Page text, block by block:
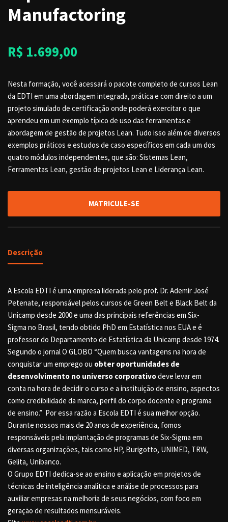
Manufactoring
R$ 1.699,00
Nesta formação, você acessará o pacote completo de cursos Lean
da EDTI em uma abordagem integrada, prática e com direito a um
projeto simulado de certificação onde poderá exercitar o que
aprendeu em um exemplo típico de uso das ferramentas e
abordagem de gestão de projetos Lean. Tudo isso além de diversos
exemplos práticos e estudos de caso específicos em cada um dos
quatro módulos independentes, que são: Sistemas Lean,
Ferramentas Lean, gestão de projetos Lean e Liderança Lean.
MATRICULE-SE
Descrição
A Escola EDTI é uma empresa liderada pelo prof. Dr. Ademir José
Petenate, responsável pelos cursos de Green Belt e Black Belt da
Unicamp desde 2000 e uma das principais referências em Six-
Sigma no Brasil, tendo obtido PhD em Estatística nos EUA e é
professor do Departamento de Estatística da Unicamp desde 1974.
Segundo o jornal O GLOBO “Quem busca vantagens na hora de
conquistar um emprego ou obter oportunidades de
desenvolvimento no universo corporativodeve levar em
conta na hora de decidir o curso e a instituição de ensino, aspectos
como credibilidade da marca, perfil do corpo docente e programa
de ensino.” Por essa razão a Escola EDTI é sua melhor opção.
Durante nossos mais de 20 anos de experiência, fomos
responsáveis pela implantação de programas de Six-Sigma em
diversas organizações, tais como HP, Burigotto, UNIMED, TRW,
Gelita, Unibanco.
O Grupo EDTI dedica-se ao ensino e aplicação em projetos de
técnicas de inteligência analítica e análise de processos para
auxiliar empresas na melhoria de seus negócios, com foco em
geração de resultados mensuráveis.